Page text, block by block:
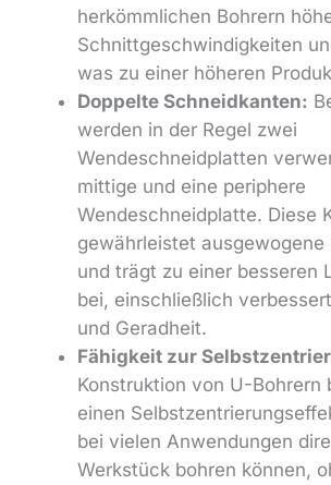
herkömmlichen Bohrern
Schnittgeschwindigkeiten
was zu einer höheren
Doppelte Schneidkanten:
werden in der Regel zwei
Wendeschneidplatten
mittige und eine periphere
Wendeschneidplatte. Diese
gewährleistet
und trägt zu einer besseren
bei, einschließlich
und Geradheit.
Fähigkeit zur
Konstruktion von U-Bohrern
einen
bei vielen Anwendungen
Werkstück bohren können,